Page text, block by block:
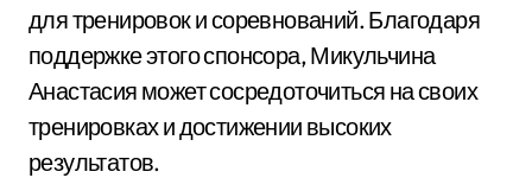
для тренировок и соревнований. Благодаря
поддержке этого спонсора, Микульчина
Анастасия может сосредоточиться на своих
тренировках и достижении высоких
результатов.